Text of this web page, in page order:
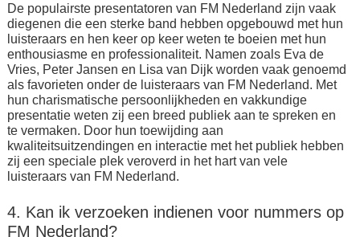
De populairste presentatoren van FM Nederland zijn vaak
diegenen die een sterke band hebben opgebouwd met hun
luisteraars en hen keer op keer weten te boeien met hun
enthousiasme en professionaliteit. Namen zoals Eva de
Vries, Peter Jansen en Lisa van Dijk worden vaak genoemd
als favorieten onder de luisteraars van FM Nederland. Met
hun charismatische persoonlijkheden en vakkundige
presentatie weten zij een breed publiek aan te spreken en
te vermaken. Door hun toewijding aan
kwaliteitsuitzendingen en interactie met het publiek hebben
zij een speciale plek veroverd in het hart van vele
luisteraars van FM Nederland.
4. Kan ik verzoeken indienen voor nummers op
FM Nederland?